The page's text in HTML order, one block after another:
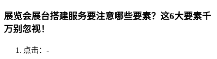
展览会展台搭建服务要注意哪些要素？这6大要素千
万别忽视！
点击： -